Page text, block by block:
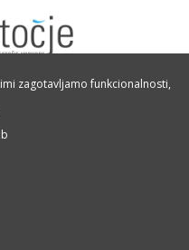
zagotavljamo funkcionalnosti,
36 14 346
050